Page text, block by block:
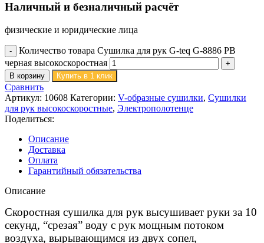
Наличный и безналичный расчёт
физические и юридические лица
Количество товара Сушилка для рук G-teq G-8886 PB
черная высокоскоростная
В корзину Купить в 1 клик
Сравнить
Артикул: 10608 Категории: V-образные сушилки, Сушилки
для рук высокоскоростные, Электрополотенце
Поделиться:
Описание
Доставка
Оплата
Гарантийный обязательства
Описание
Скоростная сушилка для рук высушивает руки за 10
секунд, “срезая” воду с рук мощным потоком
воздуха, вырывающимся из двух сопел,